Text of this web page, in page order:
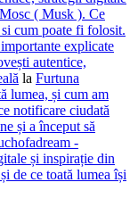
( Musk ). Ce
cum poate fi folosit.
explicate
autentice,
la Furtuna
lumea, și cum am
notificare ciudată
și a început să
-
și inspirație din
de ce toată lumea își